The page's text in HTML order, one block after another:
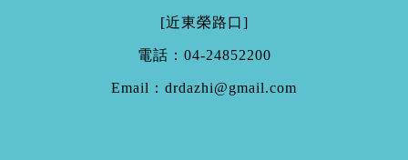
[近東榮路口]
電話： 04-24852200
Email： drdazhi@gmail.com